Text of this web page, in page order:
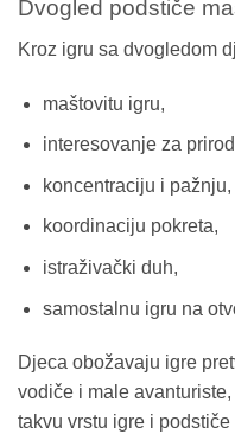
Dvogled podstiče
Kroz igru sa dvogledom
maštovitu igru,
interesovanje za
koncentraciju i pažnju,
koordinaciju pokreta,
istraživački duh,
samostalnu igru na
Djeca obožavaju igre
vodiče i male
takvu vrstu igre i